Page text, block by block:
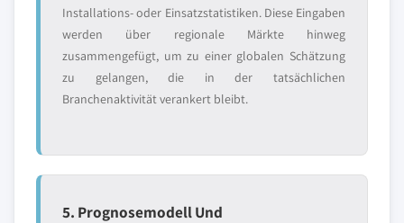
Installations- oder Einsatzstatistiken. Diese Eingaben
werden über regionale Märkte hinweg
zusammengefügt, um zu einer globalen Schätzung
zu gelangen, die in der tatsächlichen
Branchenaktivität verankert bleibt.
5. Prognosemodell Und